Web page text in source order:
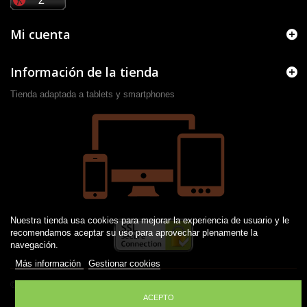
Nuestra tienda usa cookies para mejorar la experiencia de usuario y le
recomendamos aceptar su uso para aprovechar plenamente la
navegación.
Más información
Gestionar cookies
ACEPTO
Mi cuenta
Información de la tienda
Tienda adaptada a tablets y smartphones